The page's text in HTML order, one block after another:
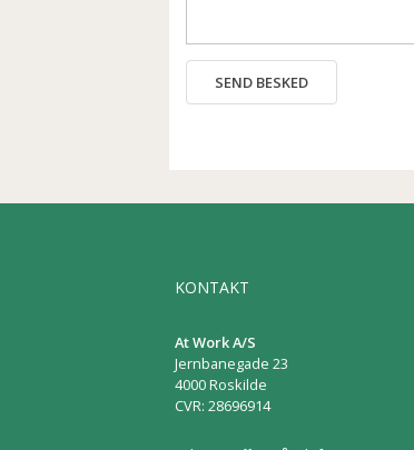
SEND BESKED
KONTAKT
At Work A/S
Jernbanegade 23
4000 Roskilde
CVR: 28696914